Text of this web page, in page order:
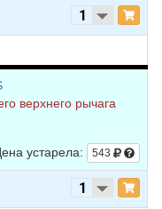
верхнего рычага
устарела: 543